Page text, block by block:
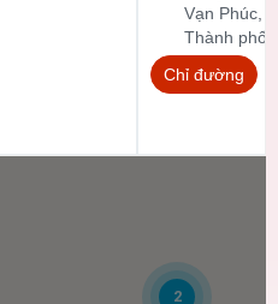
Vạn Phúc,
Thành phố
Chỉ đường
2